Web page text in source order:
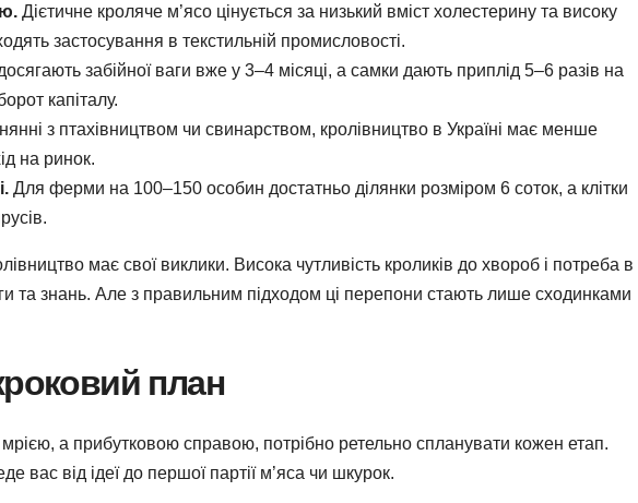
Дієтичне кроляче м’ясо цінується за низький вміст холестерину та високу
застосування в текстильній промисловості.
забійної ваги вже у 3–4 місяці, а самки дають приплід 5–6 разів на
капіталу.
з птахівництвом чи свинарством, кролівництво в Україні має менше
на ринок.
Для ферми на 100–150 особин достатньо ділянки розміром 6 соток, а клітки
має свої виклики. Висока чутливість кроликів до хвороб і потреба в
та знань. Але з правильним підходом ці перепони стають лише сходинками
план
а прибутковою справою, потрібно ретельно спланувати кожен етап.
вас від ідеї до першої партії м’яса чи шкурок.